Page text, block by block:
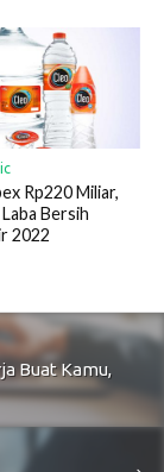
Rp220 Miliar,
Bersih
2022
Buat Kamu,